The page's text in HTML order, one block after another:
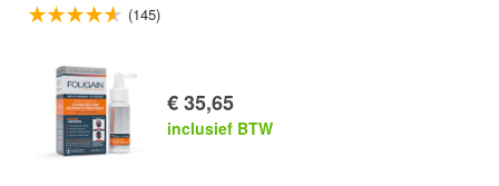
(145)
€ 35,65
inclusief BTW